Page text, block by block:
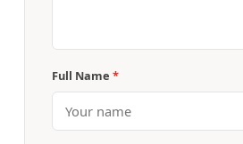
Full Name *